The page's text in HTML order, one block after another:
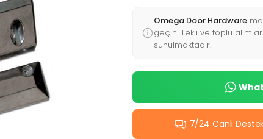
Omega Door Hardware
geçin. Tekli ve toplu
sunulmaktadır.
7/24 Canlı